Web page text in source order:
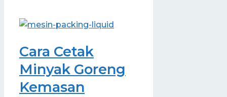
Cara Cetak
Minyak Goreng
Kemasan